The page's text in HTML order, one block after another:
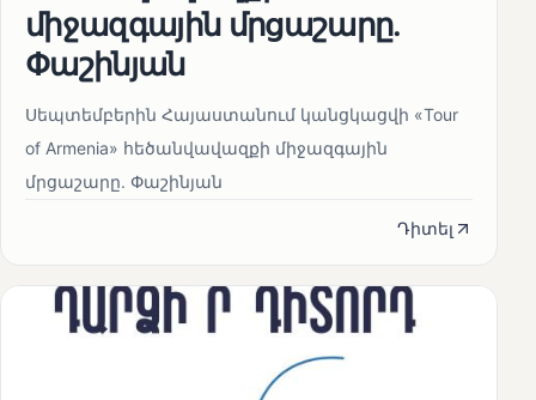
միջազգային մրցաշարը.
Փաշինյան
Սեպտեմբերին Հայաստանում կանցկացվի «Tour
of Armenia» հեծանվավազքի միջազգային
մրցաշարը. Փաշինյան
Դիտել